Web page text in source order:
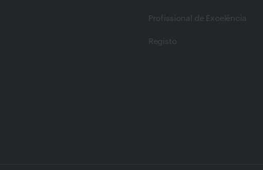
Profissional de Excelência
Registo